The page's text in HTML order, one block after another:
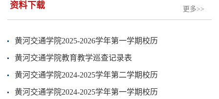
资料下载 更多>>
黄河交通学院2025-2026学年第一学期校历
黄河交通学院教育教学巡查记录表
黄河交通学院2024-2025学年第二学期校历
黄河交通学院2024-2025学年第一学期校历